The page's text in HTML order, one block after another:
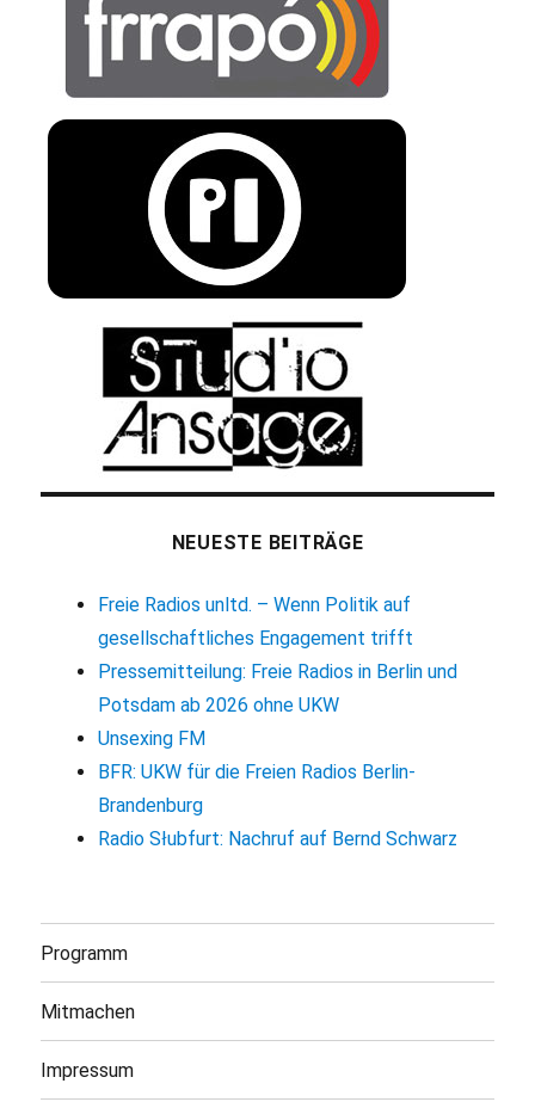
NEUESTE BEITRÄGE
Freie Radios unltd. – Wenn Politik auf
gesellschaftliches Engagement trifft
Pressemitteilung: Freie Radios in Berlin und
Potsdam ab 2026 ohne UKW
Unsexing FM
BFR: UKW für die Freien Radios Berlin-
Brandenburg
Radio Słubfurt: Nachruf auf Bernd Schwarz
Programm
Mitmachen
Impressum